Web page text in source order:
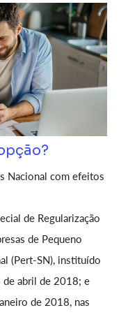
Nacional com efeitos
de Regularização
de Pequeno
(Pert-SN), instituído
de abril de 2018; e
de 2018, nas